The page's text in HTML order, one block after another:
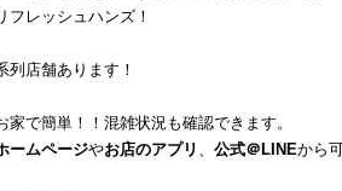
レッシュハンズ！
列店舗あります！
家で簡単！！混雑状況も確認できます。
ームページやお店のアプリ 公式＠LINEから